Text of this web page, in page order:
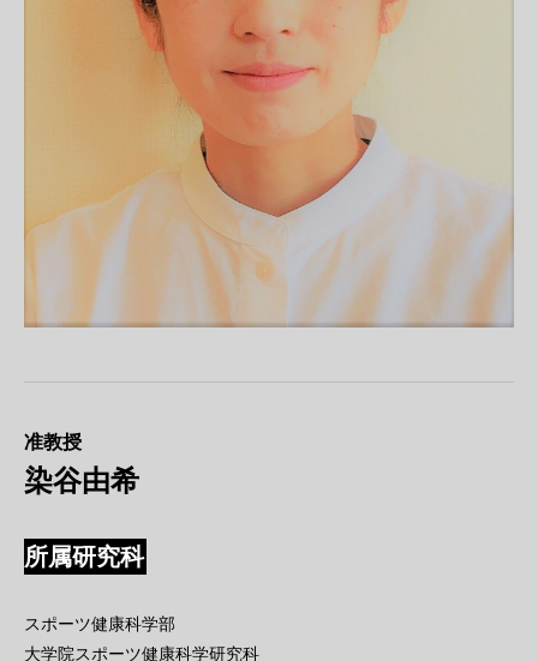
准教授
染谷由希
所属研究科
スポーツ健康科学部
大学院スポーツ健康科学研究科